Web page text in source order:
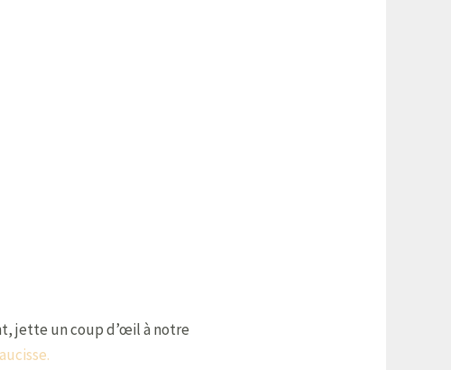
jette un coup d’œil à notre